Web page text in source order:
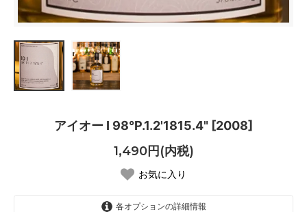
アイオー Ⅰ 98°P.1.2'1815.4" [2008]
1,490円(内税)
お気に入り
各オプションの詳細情報